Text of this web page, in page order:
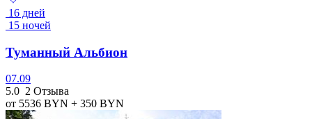
16 дней
15 ночей
Туманный Альбион
07.09
5.0 2 Отзыва
от 5536 BYN + 350 BYN